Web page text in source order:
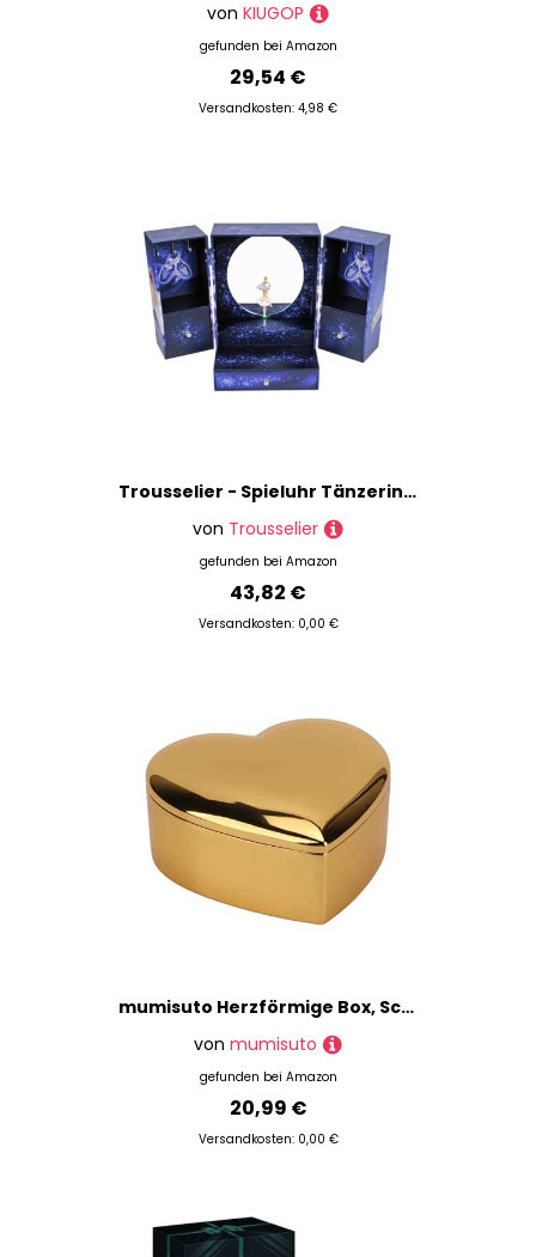
von KIUGOP
gefunden bei Amazon
29,54 €
Versandkosten: 4,98 €
Trousselier - Spieluhr Tänzerin Stern – große Schmuckschatulle mit Musik Ballerina – Schmuckschatulle für Mädchen – Marineblau, Königsblau
von Trousselier
gefunden bei Amazon
43,82 €
Versandkosten: 0,00 €
mumisuto Herzförmige Box, Schmuckschatulle, Gold, Zinklegierung, Metall, poliert, Samt, innen, antike Herz-Ring-Aufbewahrungsbox mit Deckel
von mumisuto
gefunden bei Amazon
20,99 €
Versandkosten: 0,00 €